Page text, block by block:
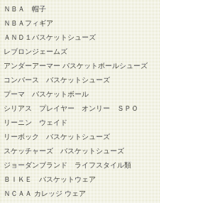
ＮＢＡ 帽子
ＮＢＡフィギア
ＡＮＤ１バスケットシューズ
レブロンジェームズ
アンダーアーマー バスケットボールシューズ
コンバース バスケットシューズ
プーマ バスケットボール
シリアス プレイヤー オンリー ＳＰＯ
リーニン ウェイド
リーボック バスケットシューズ
スケッチャーズ バスケットシューズ
ジョーダンブランド ライフスタイル類
ＢＩＫＥ バスケットウェア
ＮＣＡＡ カレッジ ウェア